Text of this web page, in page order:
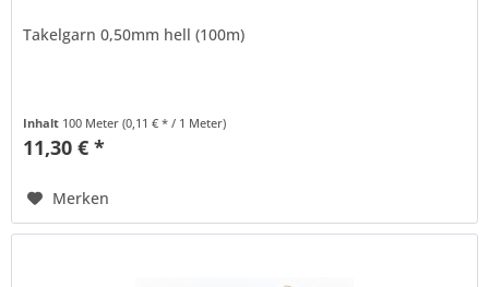
Takelgarn 0,50mm hell (100m)
Inhalt 100 Meter(0,11 € * / 1 Meter)
11,30 € *
Merken